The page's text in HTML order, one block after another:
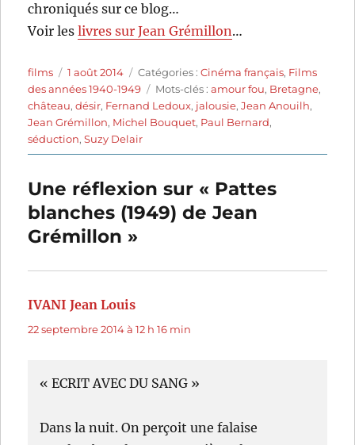
chroniqués sur ce blog…
Voir leslivres sur Jean Grémillon…
Auteur
films
Publié
le
1 août 2014 Catégories
Catégories :Cinéma français, Films
des années 1940-1949
Étiquettes
Mots-clés :amour fou, Bretagne,
château,désir, Fernand Ledoux, jalousie,Jean Anouilh,
Jean Grémillon, Michel Bouquet, Paul Bernard,
séduction,Suzy Delair
Une réflexion sur « Pattes
blanches (1949) de Jean
Grémillon »
IVANI Jean Louis
22 septembre 2014 à 12 h 16 min
« ECRIT AVEC DU SANG »
Dans la nuit. On perçoit une falaise